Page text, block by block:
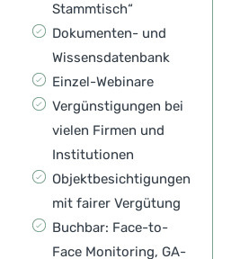
Stammtisch“
Dokumenten- und
Wissensdatenbank
Einzel-Webinare
Vergünstigungen bei
vielen Firmen und
Institutionen
Objektbesichtigungen
mit fairer Vergütung
Buchbar: Face-to-
Face Monitoring, GA-